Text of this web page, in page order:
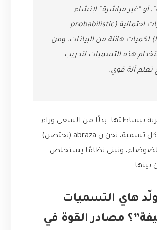
أو “غير مباشرة” لإنشاء
تسميات احتمالية (probabilistic
labels) لكميات هائلة من البيانات، ومن
هذه التسميات لتدريب
تعلم آلة قوي.
ببساطتها: بدلًا من السعي وراء
الكمال في كل تسمية، نحن ن abraza (نحتضن)
ونبني نظامًا يستخلص
بينها.
هاي التسميات
مصادر القوة في